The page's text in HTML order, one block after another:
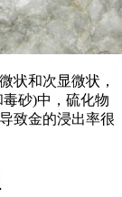
状和次显微状，
砂)中，硫化物
致金的浸出率很